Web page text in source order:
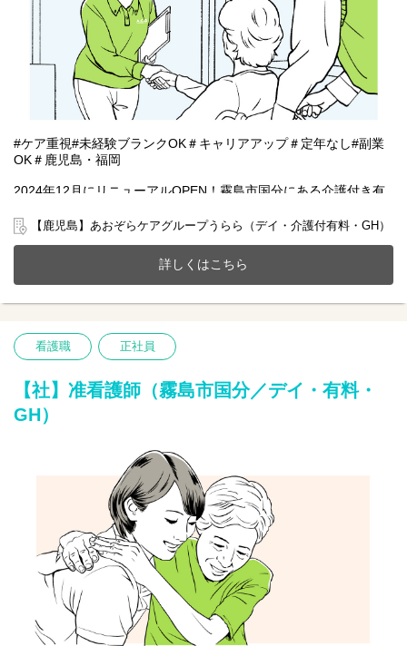
#ケア重視#未経験ブランクOK＃キャリアアップ＃定年なし#副業
OK＃鹿児島・福岡
2024年12月にリニューアルOPEN！霧島市国分にある介護付き有
に働きませんか？
20～70代まで幅広い年齢層の方が活躍中です。
今までのご経験やスキルを当社で発揮して頂ける方を募集してい
●ご利用者様やご家族様からの相談窓口
●1ユニット9名のケアプラン作成
●各種書類作成など
※初めての方は先輩が丁寧にサポートしますのでご安心ください
【鹿児島】あおぞらケアグループうらら（デイ・介護付有料・GH）
詳しくはこちら
看護職 正社員
【社】准看護師（霧島市国分／デイ・有料・
GH）